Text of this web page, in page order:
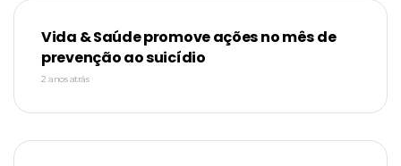
Vida & Saúde promove ações no mês de
prevenção ao suicídio
2 anos atrás